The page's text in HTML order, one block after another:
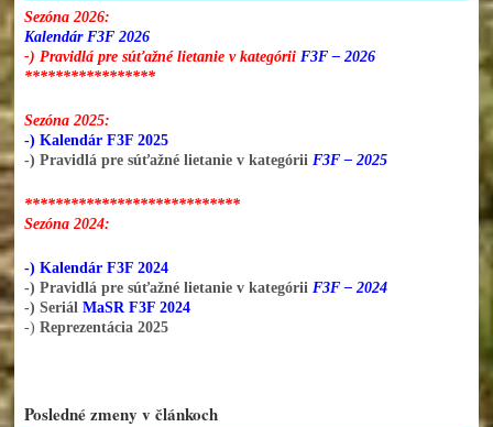
Sezóna 2026:
Kalendár F3F 2026
-) Pravidlá pre súťažné lietanie v kategórii F3F – 2026
*****************
Sezóna 2025:
-) Kalendár F3F 2025
-) Pravidlá pre súťažné lietanie v kategórii F3F – 2025
****************************
Sezóna 2024:
-) Kalendár F3F 2024
-) Pravidlá pre súťažné lietanie v kategórii F3F – 2024
-) Seriál MaSR F3F 2024
-) Reprezentácia 2025
Posledné zmeny v článkoch